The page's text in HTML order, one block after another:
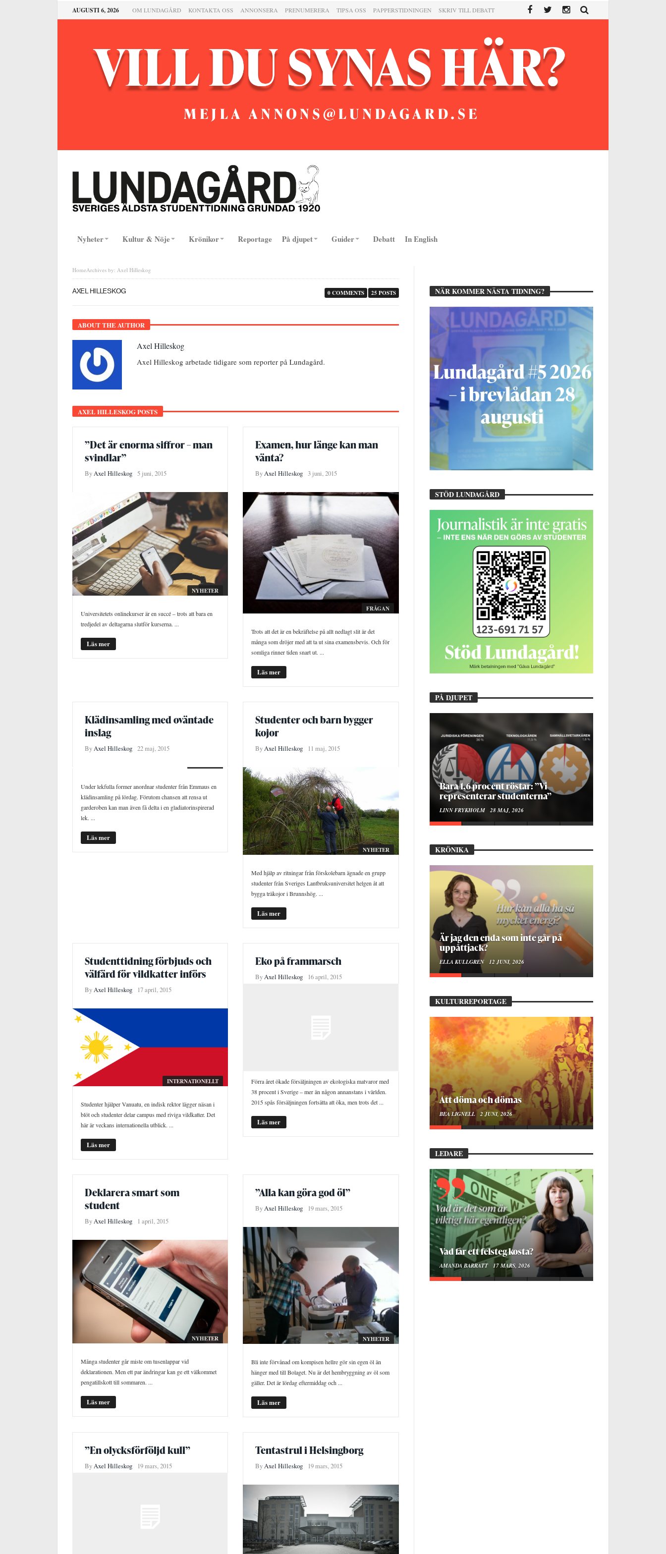
AUGUSTI 6, 2026 OM LUNDAGÅRD KONTAKTA OSS ANNONSERA PRENUMERERA TIPSA OSS PAPPERSTIDNINGEN SKRIV TILL DEBATT
Nyheter Kultur & Nöje Krönikor Reportage På djupet Guider Debatt In English
HomeArchives by: Axel Hilleskog
AXEL HILLESKOG 25 POSTS
0 COMMENTS
ABOUT THE AUTHOR
Axel Hilleskog
Axel Hilleskog arbetade tidigare som reporter på Lundagård.
AXEL HILLESKOG POSTS
”Det är enorma siffror – man
svindlar”
ByAxel Hilleskog 5 juni, 2015
NYHETER
Universitetets onlinekurser är en succé – trots att bara en
tredjedel av deltagarna slutför kurserna. ...
Läs mer
Examen, hur länge kan man
vänta?
ByAxel Hilleskog 3 juni, 2015
FRÅGAN
Trots att det är en bekräftelse på allt nedlagt slit är det
många som dröjer med att ta ut sina examensbevis. Och för
somliga rinner tiden snart ut. ...
Läs mer
Klädinsamling med oväntade
inslag
ByAxel Hilleskog 22 maj, 2015
Under lekfulla former anordnar studenter från Emmaus en
klädinsamling på lördag. Förutom chansen att rensa ut
garderoben kan man även få delta i en gladiatorinspirerad
lek. ...
Läs mer
Studenter och barn bygger
kojor
ByAxel Hilleskog 11 maj, 2015
NYHETER
Med hjälp av ritningar från förskolebarn ägnade en grupp
studenter från Sveriges Lantbruksuniversitet helgen åt att
bygga träkojor i Brunnshög. ...
Läs mer
Studenttidning förbjuds och
välfärd för vildkatter införs
ByAxel Hilleskog 17 april, 2015
INTERNATIONELLT
Studenter hjälper Vanuatu, en indisk rektor lägger näsan i
blöt och studenter delar campus med riviga vildkatter. Det
här är veckans internationella utblick. ...
Läs mer
Eko på frammarsch
ByAxel Hilleskog 16 april, 2015
Förra året ökade försäljningen av ekologiska matvaror med
38 procent i Sverige – mer än någon annanstans i världen.
2015 spås försäljningen fortsätta att öka, men trots det ...
Läs mer
Deklarera smart som
student
ByAxel Hilleskog 1 april, 2015
NYHETER
Många studenter går miste om tusenlappar vid
deklarationen. Men ett par ändringar kan ge ett välkommet
pengatillskott till sommaren. ...
Läs mer
”Alla kan göra god öl”
ByAxel Hilleskog 19 mars, 2015
NYHETER
Bli inte förvånad om kompisen hellre gör sin egen öl än
hänger med till Bolaget. Nu är det hembryggning av öl som
gäller. Det är lördag eftermiddag och ...
Läs mer
”En olycksförföljd kull”
ByAxel Hilleskog 19 mars, 2015
Tentastrul i Helsingborg
ByAxel Hilleskog 19 mars, 2015
NÄR KOMMER NÄSTA TIDNING?
STÖD LUNDAGÅRD
PÅ DJUPET
Bara 1,6 procent röstar: ”Vi
representerar studenterna”
LINN FRYKHOLM 28 MAJ, 2026
KRÖNIKA
Är jag den enda som inte går på
uppåttjack?
ELLA KULLGREN 12 JUNI, 2026
KULTURREPORTAGE
Att döma och dömas
BEA LIGNELL 2 JUNI, 2026
LEDARE
Vad får ett felsteg kosta?
AMANDA BARRATT 17 MARS, 2026